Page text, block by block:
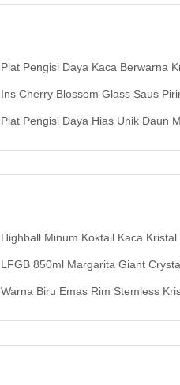
Plat Pengisi Daya Kaca Berwarna Kreatif
Ins Cherry Blossom Glass Saus Piring
Plat Pengisi Daya Hias Unik Daun
Highball Minum Koktail Kaca Kristal
LFGB 850ml Margarita Giant
Warna Biru Emas Rim Stemless